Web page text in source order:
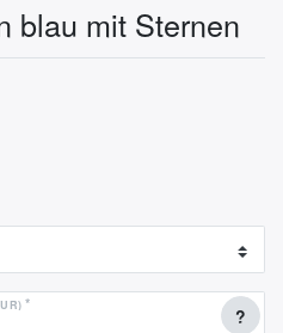
blau mit Sternen
*
?